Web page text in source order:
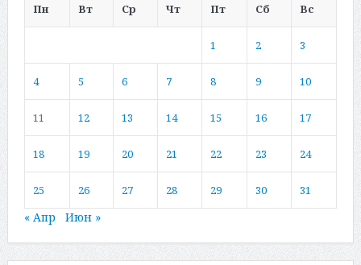
Пн
Вт Ср Чт Пт Сб Вс
1 2 3
4 5 6 7 8 9 10
11 12 13 14 15 16 17
18 19 20 21 22 23 24
25 26 27 28 29 30 31
« Апр Июн »